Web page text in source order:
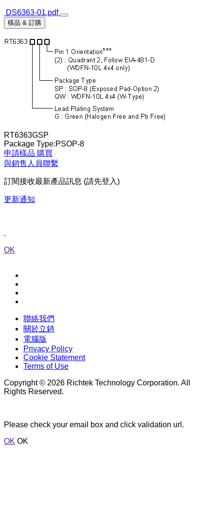
DS6363-01.pdf
樣品 & 訂購
RT6363GSP
Package Type:PSOP-8
申請樣品 購買
與銷售人員聯繫
訂閱接收最新產品訊息 (請先登入)
更新通知
.
OK
聯絡我們
關於立錡
電腦版
Privacy Policy
Cookie Statement
Terms of Use
Copyright © 2026 Richtek Technology Corporation. All
Rights Reserved.
Please check your email box and click validation url.
OK OK